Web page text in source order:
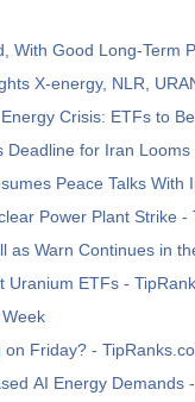
With Good Long-Term
X-energy, NLR,
Crisis: ETFs to
Deadline for Iran
Peace Talks With
Power Plant Strike -
as Warn Continues in
Uranium ETFs -
Friday? -
AI Energy Demands